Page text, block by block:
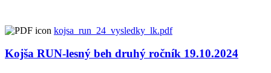
kojsa_run_24_vysledky_lk.pdf
Kojša RUN-lesný beh druhý ročník 19.10.2024